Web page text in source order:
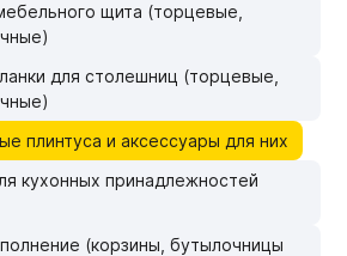
каталоги
щита (торцевые,
для столешниц (торцевые,
плинтуса и аксессуары для них
кухонных принадлежностей
(корзины, бутылочницы